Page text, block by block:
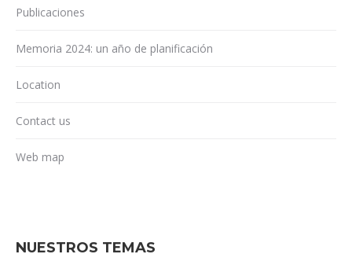
Publicaciones
Memoria 2024: un año de planificación
Location
Contact us
Web map
NUESTROS TEMAS